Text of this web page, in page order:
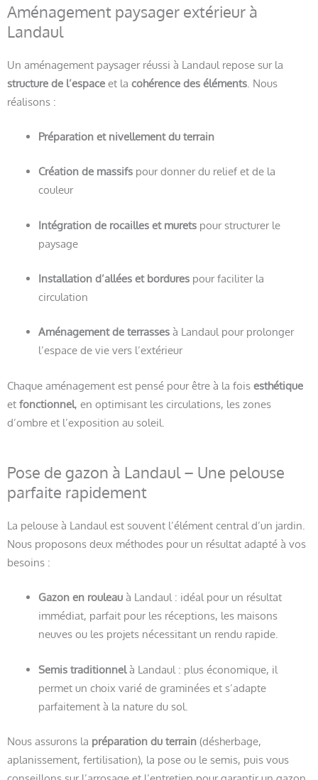
Aménagement paysager extérieur à
Landaul
Un aménagement paysager réussi à Landaul repose sur la
structure de l’espace et la cohérence des éléments . Nous
réalisons :
Préparation et nivellement du terrain
Création de massifspour donner du relief et de la
couleur
Intégration de rocailles et muretspour structurer le
paysage
Installation d’allées et bordurespour faciliter la
circulation
Aménagement de terrassesà Landaul pour prolonger
l’espace de vie vers l’extérieur
Chaque aménagement est pensé pour être à la fois esthétique
et fonctionnel, en optimisant les circulations, les zones
d’ombre et l’exposition au soleil.
Pose de gazon à Landaul – Une pelouse
parfaite rapidement
La pelouse à Landaul est souvent l’élément central d’un jardin.
Nous proposons deux méthodes pour un résultat adapté à vos
besoins :
Gazon en rouleauà Landaul : idéal pour un résultat
immédiat, parfait pour les réceptions, les maisons
neuves ou les projets nécessitant un rendu rapide.
Semis traditionnelà Landaul : plus économique, il
permet un choix varié de graminées et s’adapte
parfaitement à la nature du sol.
Nous assurons la préparation du terrain (désherbage,
aplanissement, fertilisation), la pose ou le semis, puis vous